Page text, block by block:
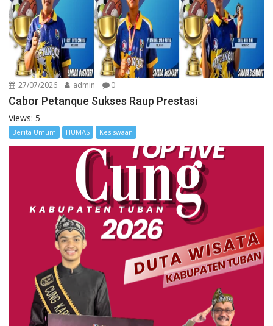
27/07/2026 admin 0
Cabor Petanque Sukses Raup Prestasi
Views: 5
Berita Umum HUMAS Kesiswaan